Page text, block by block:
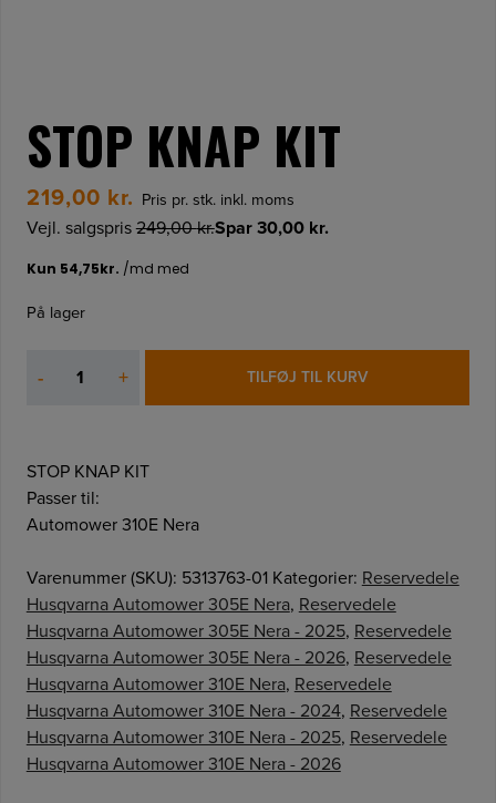
STOP KNAP KIT
219,00 kr. Pris pr. stk. inkl. moms
Vejl. salgspris249,00kr.Spar 30,00 kr.
På lager
-
KNAP
+ TILFØJ TIL KURV
STOP KNAP KIT
Passer til:
Automower 310E Nera
Varenummer (SKU): 5313763-01 Kategorier: Reservedele
Husqvarna Automower 305E Nera, Reservedele
Husqvarna Automower 305E Nera - 2025, Reservedele
Husqvarna Automower 305E Nera - 2026, Reservedele
Husqvarna Automower 310E Nera, Reservedele
Husqvarna Automower 310E Nera - 2024, Reservedele
Husqvarna Automower 310E Nera - 2025, Reservedele
Husqvarna Automower 310E Nera - 2026